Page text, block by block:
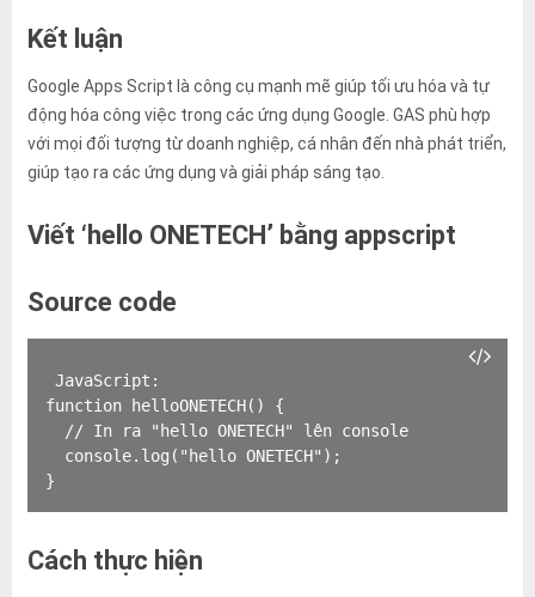
Kết luận
Google Apps Script là công cụ mạnh mẽ giúp tối ưu hóa và tự
động hóa công việc trong các ứng dụng Google. GAS phù hợp
với mọi đối tượng từ doanh nghiệp, cá nhân đến nhà phát triển,
giúp tạo ra các ứng dụng và giải pháp sáng tạo.
Viết ‘hello ONETECH’ bằng appscript
Source code
JavaScript:
function helloONETECH() {
  // In ra "hello ONETECH" lên console
  console.log("hello ONETECH");
}
Cách thực hiện